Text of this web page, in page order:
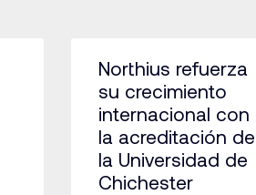
Northius refuerza
su crecimiento
internacional con
la acreditación de
la Universidad de
Chichester